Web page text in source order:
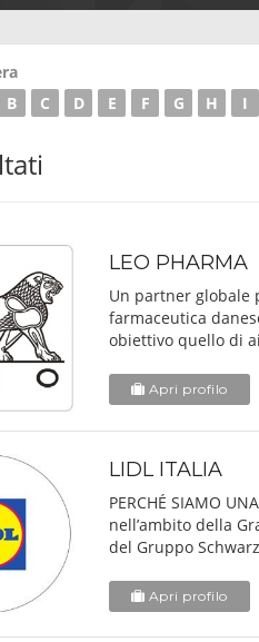
B C D E F G H I
LEO PHARMA
Un partner globale
farmaceutica
obiettivo quello di
Apri profilo
LIDL ITALIA
PERCHÉ SIAMO
nell’ambito della
del Gruppo
Apri profilo